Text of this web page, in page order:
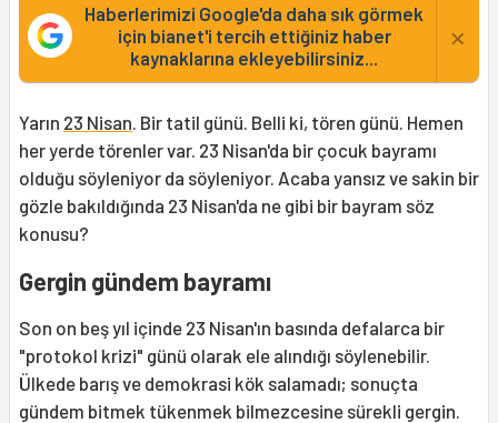
Haberlerimizi Google'da daha sık görmek
için bianet'i tercih ettiğiniz haber
kaynaklarına ekleyebilirsiniz...
×
Yarın 23 Nisan . Bir tatil günü. Belli ki, tören günü. Hemen
her yerde törenler var. 23 Nisan'da bir çocuk bayramı
olduğu söyleniyor da söyleniyor. Acaba yansız ve sakin bir
gözle bakıldığında 23 Nisan'da ne gibi bir bayram söz
konusu?
Gergin gündem bayramı
Son on beş yıl içinde 23 Nisan'ın basında defalarca bir
"protokol krizi" günü olarak ele alındığı söylenebilir.
Ülkede barış ve demokrasi kök salamadı; sonuçta
gündem bitmek tükenmek bilmezcesine sürekli gergin.